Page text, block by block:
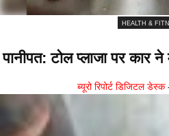
HEALTH &
पानीपत: टोल प्लाजा पर कार ने
ब्यूरो रिपोर्ट डिजिटल डेस्क